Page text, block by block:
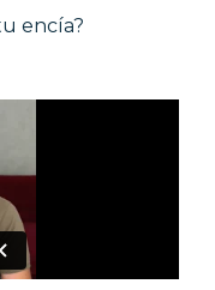
encía?